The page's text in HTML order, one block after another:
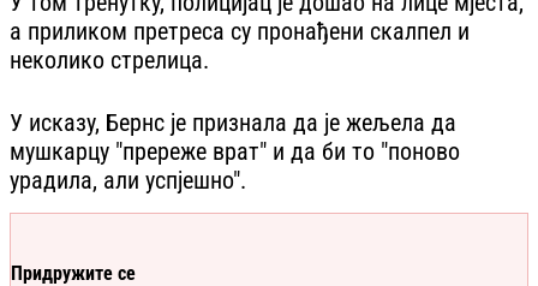
а приликом претреса су пронађени скалпел и
неколико стрелица.
У исказу, Бернс је признала да је жељела да
мушкарцу "пререже врат" и да би то "поново
урадила, али успјешно".
Придружите се